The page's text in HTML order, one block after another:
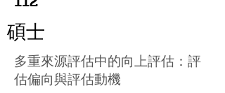
碩士
多重來源評估中的向上評估：評
估偏向與評估動機